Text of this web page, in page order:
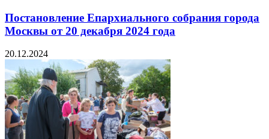
Постановление Епархиального собрания города
Москвы от 20 декабря 2024 года
20.12.2024